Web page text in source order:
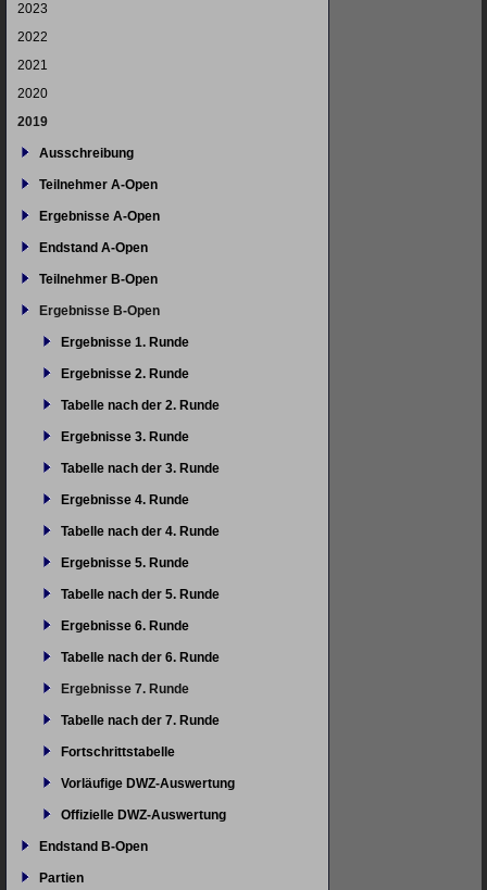
2023
2022
2021
2020
2019
Ausschreibung
Teilnehmer A-Open
Ergebnisse A-Open
Endstand A-Open
Teilnehmer B-Open
Ergebnisse B-Open
Ergebnisse 1. Runde
Ergebnisse 2. Runde
Tabelle nach der 2. Runde
Ergebnisse 3. Runde
Tabelle nach der 3. Runde
Ergebnisse 4. Runde
Tabelle nach der 4. Runde
Ergebnisse 5. Runde
Tabelle nach der 5. Runde
Ergebnisse 6. Runde
Tabelle nach der 6. Runde
Ergebnisse 7. Runde
Tabelle nach der 7. Runde
Fortschrittstabelle
Vorläufige DWZ-Auswertung
Offizielle DWZ-Auswertung
Endstand B-Open
Partien